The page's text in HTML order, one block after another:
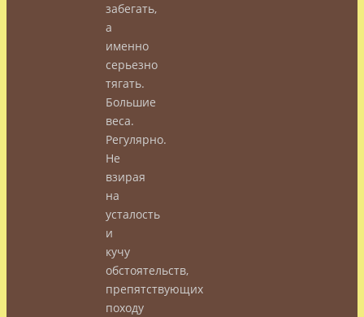
забегать,
а
именно
серьезно
тягать.
Большие
веса.
Регулярно.
Не
взирая
на
усталость
и
кучу
обстоятельств,
препятствующих
походу